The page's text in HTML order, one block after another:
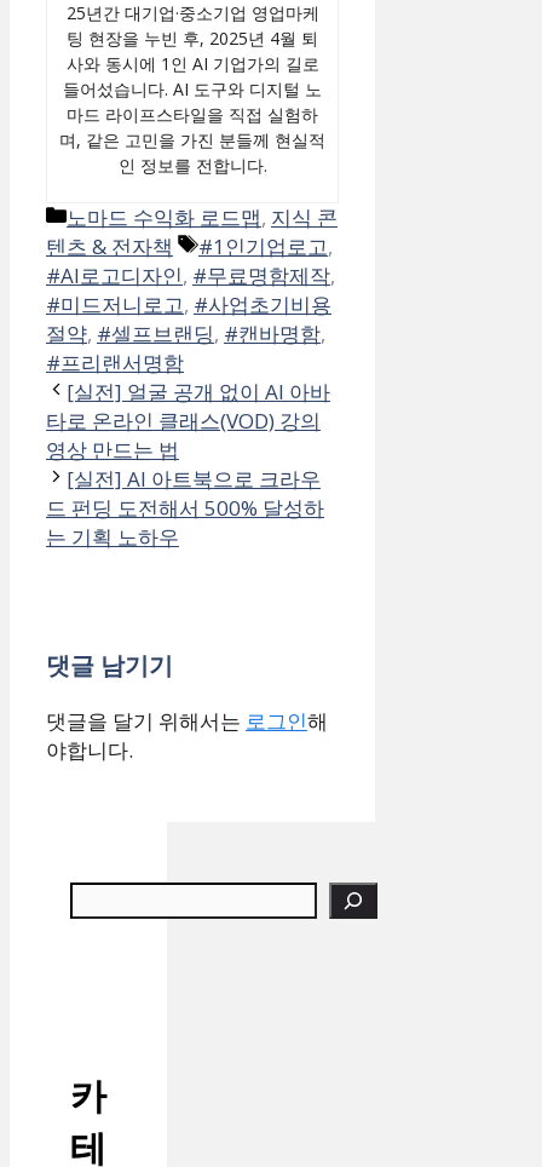
25년간 대기업·중소기업 영업마케
팅 현장을 누빈 후, 2025년 4월 퇴
사와 동시에 1인 AI 기업가의 길로
들어섰습니다. AI 도구와 디지털 노
마드 라이프스타일을 직접 실험하
며, 같은 고민을 가진 분들께 현실적
인 정보를 전합니다.
카
테
고
리
노마드 수익화 로드맵, 지식 콘
텐츠 & 전자책
태
그
#1인기업로고,
#AI로고디자인, #무료명함제작,
#미드저니로고, #사업초기비용
절약, #셀프브랜딩, #캔바명함,
#프리랜서명함
[실전] 얼굴 공개 없이 AI 아바
타로 온라인 클래스(VOD) 강의
영상 만드는 법
[실전] AI 아트북으로 크라우
드 펀딩 도전해서 500% 달성하
는 기획 노하우
댓글 남기기
댓글을 달기 위해서는 로그인해
야합니다.
카
테